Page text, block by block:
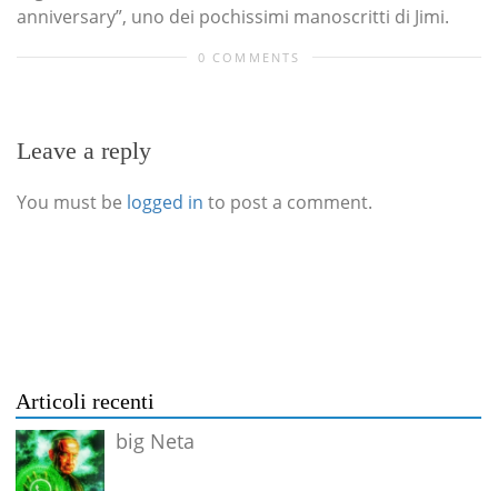
anniversary”, uno dei pochissimi manoscritti di Jimi.
0 COMMENTS
Leave a reply
You must be logged in to post a comment.
Articoli recenti
big Neta